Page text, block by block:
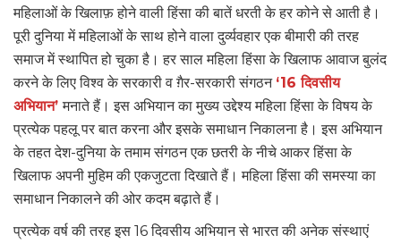
महिलाओं के खिलाफ़ होने वाली हिंसा की बातें धरती के हर कोने से आती है।
पूरी दुनिया में महिलाओं के साथ होने वाला दुर्व्यवहार एक बीमारी की तरह
समाज में स्थापित हो चुका है। हर साल महिला हिंसा के खिलाफ आवाज बुलंद
करने के लिए विश्व के सरकारी व ग़ैर-सरकारी संगठन ‘16 दिवसीय
अभियान’मनाते हैं। इस अभियान का मुख्य उद्देश्य महिला हिंसा के विषय के
प्रत्येक पहलू पर बात करना और इसके समाधान निकालना है। इस अभियान
के तहत देश-दुनिया के तमाम संगठन एक छतरी के नीचे आकर हिंसा के
खिलाफ अपनी मुहिम की एकजुटता दिखाते हैं। महिला हिंसा की समस्या का
समाधान निकालने की ओर कदम बढ़ाते हैं।
प्रत्येक वर्ष की तरह इस 16 दिवसीय अभियान से भारत की अनेक संस्थाएं